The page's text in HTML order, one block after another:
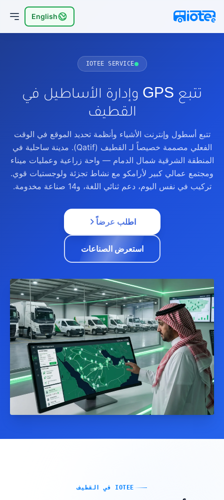
English
IOTEE SERVICE
تتبع GPS وإدارة الأساطيل في
القطيف
تتبع أسطول وإنترنت الأشياء وأنظمة تحديد الموقع في الوقت
الفعلي مصممة خصيصاً لـ القطيف (Qatif). مدينة ساحلية في
المنطقة الشرقية شمال الدمام — واحة زراعية وعمليات ميناء
ومجتمع عمالي كبير لأرامكو مع نشاط تجزئة ولوجستيات قوي.
تركيب في نفس اليوم، دعم ثنائي اللغة، و14 صناعة مخدومة.
اطلب عرضاً
استعرض الصناعات
IOTEE في القطيف